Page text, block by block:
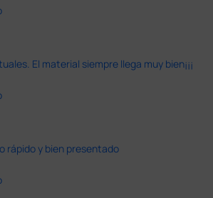
El material siempre llega muy bien¡¡¡
rápido y bien presentado